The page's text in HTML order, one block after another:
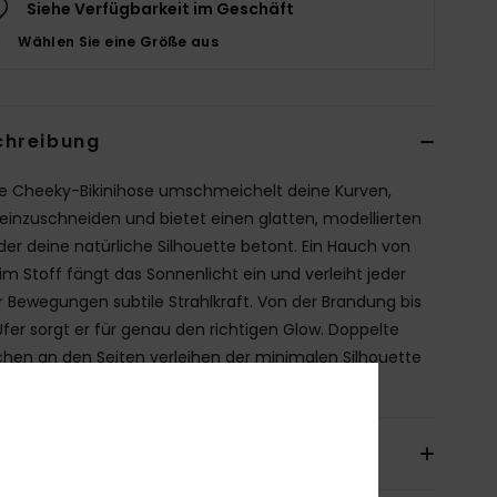
Siehe Verfügbarkeit im Geschäft
Wählen Sie eine Größe aus
Cheeky-Bikinihose umschmeichelt deine Kurven,
und bietet einen glatten, modellierten
deine natürliche Silhouette betont. Ein Hauch von
Stoff fängt das Sonnenlicht ein und verleiht jeder
Bewegungen subtile Strahlkraft. Von der Brandung bis
sorgt er für genau den richtigen Glow. Doppelte
an den Seiten verleihen der minimalen Silhouette